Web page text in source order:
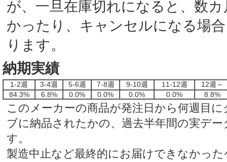
が、一旦在庫切れになると、数カ
かったり、キャンセルになる場
ります。
納期実績
1-2週 3-4週 5-6週 7-8週 9-10週 11-12週
12週～
84.3%
6.8% 0.0% 0.0% 0.0% 0.0% 8.8%
このメーカーの商品が発注日から何週目に
ブに納品されたかの、過去半年間の実デー
す。
製造中止など最終的にお届けできなかった